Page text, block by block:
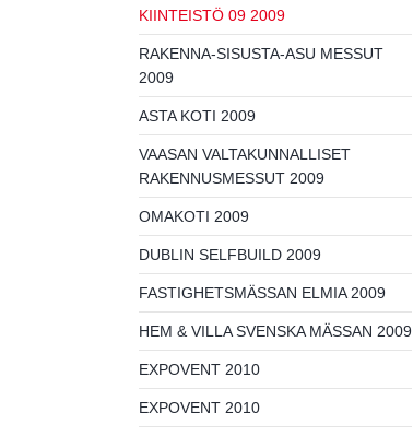
KIINTEISTÖ 09 2009
RAKENNA-SISUSTA-ASU MESSUT
2009
ASTA KOTI 2009
VAASAN VALTAKUNNALLISET
RAKENNUSMESSUT 2009
OMAKOTI 2009
DUBLIN SELFBUILD 2009
FASTIGHETSMÄSSAN ELMIA 2009
HEM & VILLA SVENSKA MÄSSAN 2009
EXPOVENT 2010
EXPOVENT 2010